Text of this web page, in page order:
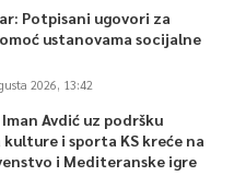
Potpisani ugovori za
ustanovama socijalne
2026, 13:42
Avdić uz podršku
i sporta KS kreće na
i Mediteranske igre